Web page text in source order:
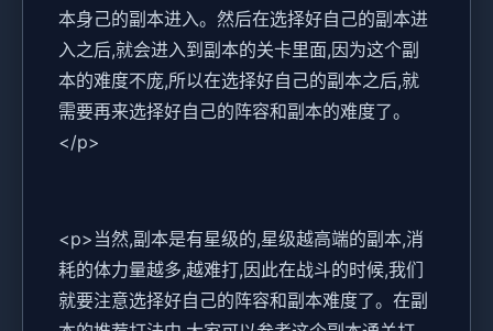
本身己的副本进入。然后在选择好自己的副本进
入之后,就会进入到副本的关卡里面,因为这个副
本的难度不庞,所以在选择好自己的副本之后,就
需要再来选择好自己的阵容和副本的难度了。
</p>
<p>当然,副本是有星级的,星级越高端的副本,消
耗的体力量越多,越难打,因此在战斗的时候,我们
就要注意选择好自己的阵容和副本难度了。在副